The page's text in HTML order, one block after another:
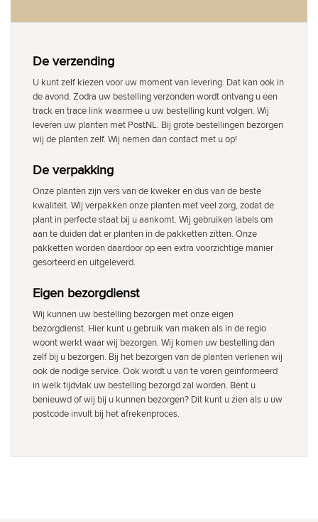
De verzending
U kunt zelf kiezen voor uw moment van levering. Dat kan ook in
de avond. Zodra uw bestelling verzonden wordt ontvang u een
track en trace link waarmee u uw bestelling kunt volgen. Wij
leveren uw planten met PostNL. Bij grote bestellingen bezorgen
wij de planten zelf. Wij nemen dan contact met u op!
De verpakking
Onze planten zijn vers van de kweker en dus van de beste
kwaliteit. Wij verpakken onze planten met veel zorg, zodat de
plant in perfecte staat bij u aankomt. Wij gebruiken labels om
aan te duiden dat er planten in de pakketten zitten. Onze
pakketten worden daardoor op een extra voorzichtige manier
gesorteerd en uitgeleverd.
Eigen bezorgdienst
Wij kunnen uw bestelling bezorgen met onze eigen
bezorgdienst. Hier kunt u gebruik van maken als in de regio
woont werkt waar wij bezorgen. Wij komen uw bestelling dan
zelf bij u bezorgen. Bij het bezorgen van de planten verlenen wij
ook de nodige service. Ook wordt u van te voren geïnformeerd
in welk tijdvlak uw bestelling bezorgd zal worden. Bent u
benieuwd of wij bij u kunnen bezorgen? Dit kunt u zien als u uw
postcode invult bij het afrekenproces.